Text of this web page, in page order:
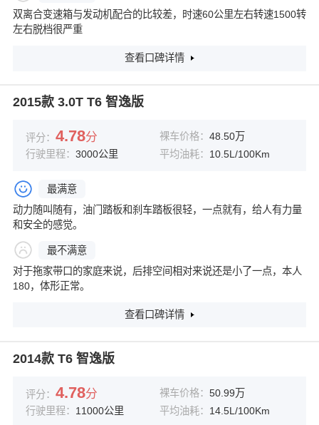
双离合变速箱与发动机配合的比较差，时速60公里左右转速1500转
左右脱档很严重
查看口碑详情
2015款 3.0T T6 智逸版
评分： 4.78分 裸车价格： 48.50万
行驶里程： 3000公里 平均油耗： 10.5L/100Km
最满意
动力随叫随有，油门踏板和刹车踏板很轻，一点就有，给人有力量
和安全的感觉。
最不满意
对于拖家带口的家庭来说，后排空间相对来说还是小了一点，本人
180，体形正常。
查看口碑详情
2014款 T6 智逸版
评分： 4.78分 裸车价格： 50.99万
行驶里程： 11000公里 平均油耗： 14.5L/100Km